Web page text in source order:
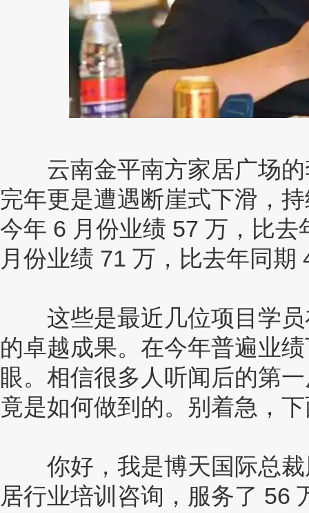
云南金平南方家居广场的
完年更是遭遇断崖式下滑，
今年 6 月份业绩 57 万，比
月份业绩 71 万，比去年同
这些是最近几位项目学员
的卓越成果。在今年普遍业
眼。相信很多人听闻后的第
竟是如何做到的。别着急，
你好，我是博天国际总裁
居行业培训咨询，服务了 56